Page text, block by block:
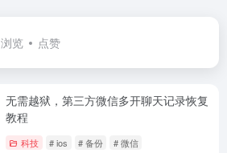
浏览 点赞
无需越狱，第三方微信多开聊天记录恢复
教程
科技 # ios # 备份 # 微信